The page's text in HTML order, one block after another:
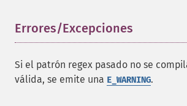
Errores/Excepciones
Si el patrón regex pasado no se
válida, se emite una E_WARNING.